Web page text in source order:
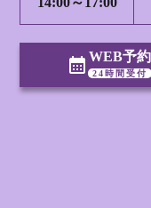
calendar_month WEB予約
24時間受付